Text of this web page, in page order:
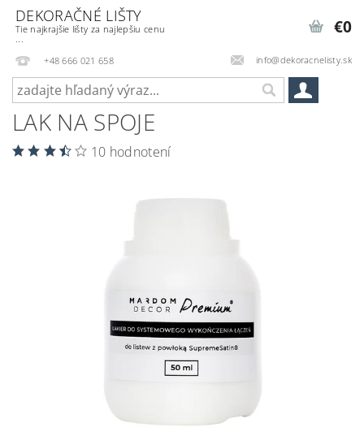
DEKORAČNÉ LIŠTY
Tie najkrajšie lišty za najlepšiu cenu
...
+48 666 021 658
info@dekoracnelisty.sk
€0
LAK NA SPOJE
10 hodnotení